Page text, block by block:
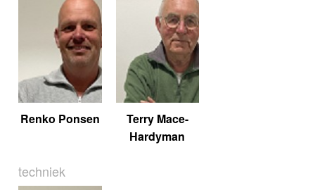
Renko Ponsen
Terry Mace-
Hardyman
techniek